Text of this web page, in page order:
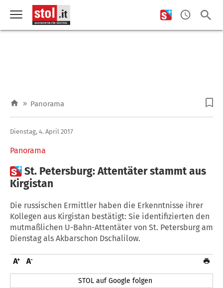
» Panorama
Panorama
Dienstag, 4. April 2017
St. Petersburg: Attentäter stammt aus
Kirgistan
Die russischen Ermittler haben die Erkenntnisse ihrer
Kollegen aus Kirgistan bestätigt: Sie identifizierten den
mutmaßlichen U-Bahn-Attentäter von St. Petersburg am
Dienstag als Akbarschon Dschalilow.
STOL auf Google folgen